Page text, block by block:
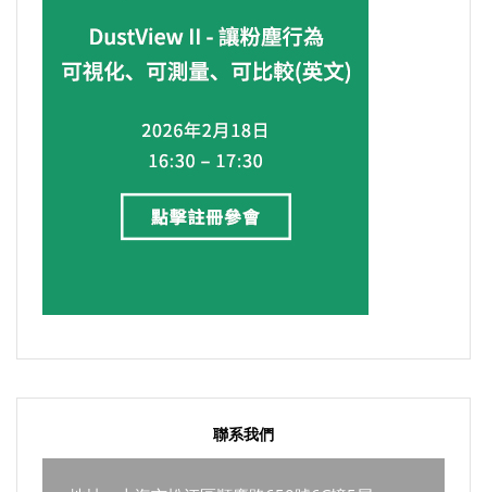
聯系我們